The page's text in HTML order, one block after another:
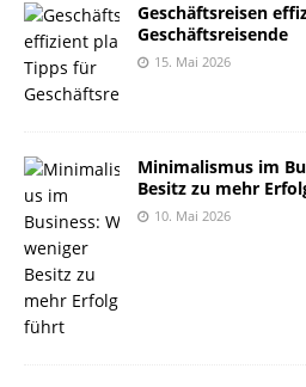
Geschäftsreisen
Geschäftsreisende
15. Mai 2026
Minimalismus im
Besitz zu mehr
10. Mai 2026